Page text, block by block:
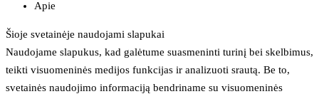
Apie
Šioje svetainėje naudojami slapukai
Naudojame slapukus, kad galėtume suasmeninti turinį bei skelbimus,
teikti visuomeninės medijos funkcijas ir analizuoti srautą. Be to,
svetainės naudojimo informaciją bendriname su visuomeninės